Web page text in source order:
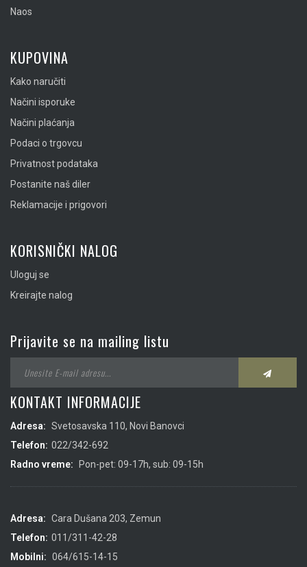
Naos
KUPOVINA
Kako naručiti
Načini isporuke
Načini plaćanja
Podaci o trgovcu
Privatnost podataka
Postanite naš diler
Reklamacije i prigovori
KORISNIČKI NALOG
Uloguj se
Kreirajte nalog
Prijavite se na mailing listu
KONTAKT INFORMACIJE
Adresa: Svetosavska 110, Novi Banovci
Telefon: 022/342-692
Radno vreme:
Pon-pet: 09-17h, sub: 09-15h
Adresa: Cara Dušana 203, Zemun
Telefon: 011/311-42-28
Mobilni: 064/615-14-15